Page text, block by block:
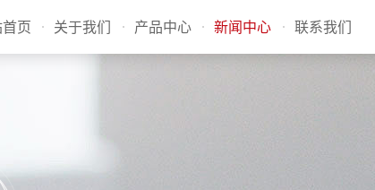
页 关于我们 产品中心 新闻中心 联系我们